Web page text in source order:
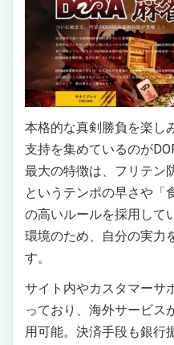
本格的な真剣勝負を楽し
支持を集めているのが
最大の特徴は、フリテン
というテンポの早さや「
の高いルールを採用して
環境のため、自分の実力
す。
サイト内やカスタマーサ
っており、海外サービス
用可能。決済手段も銀行